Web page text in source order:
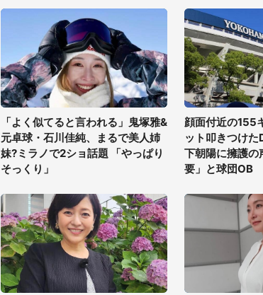
「よく似てると言われる」鬼塚雅&
元卓球・石川佳純、まるで美人姉
妹?ミラノで2ショ話題 「やっぱり
そっくり」
顔面付近の155
ット叩きつけ
下朝陽に擁護の
要」と球団OB